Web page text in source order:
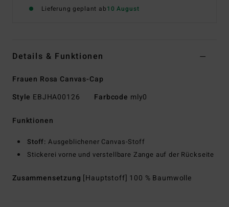
Lieferung geplant ab10 August
Details & Funktionen
Frauen Rosa Canvas-Cap
Style EBJHA00126 Farbcode mly0
Funktionen
Stoff: Ausgeblichener Canvas-Stoff
Stickerei vorne und verstellbare Zange auf der Rückseite
Zusammensetzung [Hauptstoff] 100 % Baumwolle